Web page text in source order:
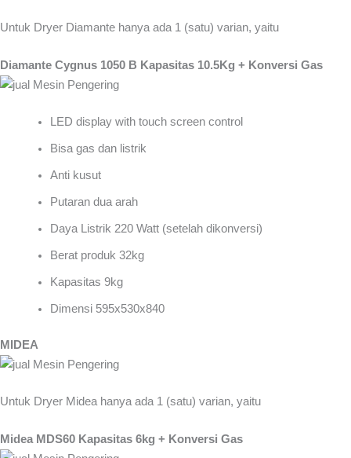
Untuk Dryer Diamante hanya ada 1 (satu) varian, yaitu
Diamante Cygnus 1050 B Kapasitas 10.5Kg + Konversi Gas
LED display with touch screen control
Bisa gas dan listrik
Anti kusut
Putaran dua arah
Daya Listrik 220 Watt (setelah dikonversi)
Berat produk 32kg
Kapasitas 9kg
Dimensi 595x530x840
MIDEA
Untuk Dryer Midea hanya ada 1 (satu) varian, yaitu
Midea MDS60 Kapasitas 6kg + Konversi Gas